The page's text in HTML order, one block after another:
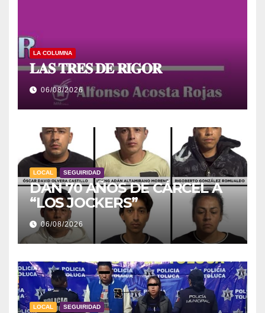
LA COLUMNA
𝐋𝐀𝐒 𝐓𝐑𝐄𝐒 𝐃𝐄 𝐑𝐈𝐆𝐎𝐑
06/08/2026
LOCAL SEGUIRIDAD
DAN 70 AÑOS DE CÁRCEL A
“LOS JOCKERS”
06/08/2026
LOCAL SEGUIRIDAD